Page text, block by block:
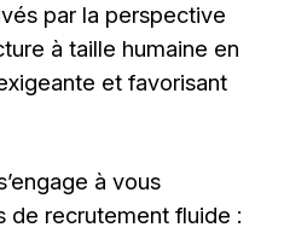
par la perspective
à taille humaine en
et favorisant
à vous
de recrutement fluide :